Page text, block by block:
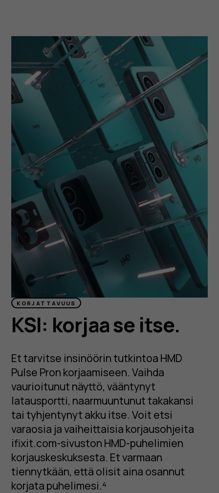
KORJATTAVUUS
KSI: korjaa se itse.
Et tarvitse insinöörin tutkintoa HMD
Pulse Pron korjaamiseen. Vaihda
vaurioitunut näyttö, vääntynyt
latausportti, naarmuuntunut takakansi
tai tyhjentynyt akku itse. Voit etsi
varaosia ja vaiheittaisia korjausohjeita
ifixit.com-sivuston HMD-puhelimien
korjauskeskuksesta. Et varmaan
tiennytkään, että olisit aina osannut
korjata puhelimesi.⁴